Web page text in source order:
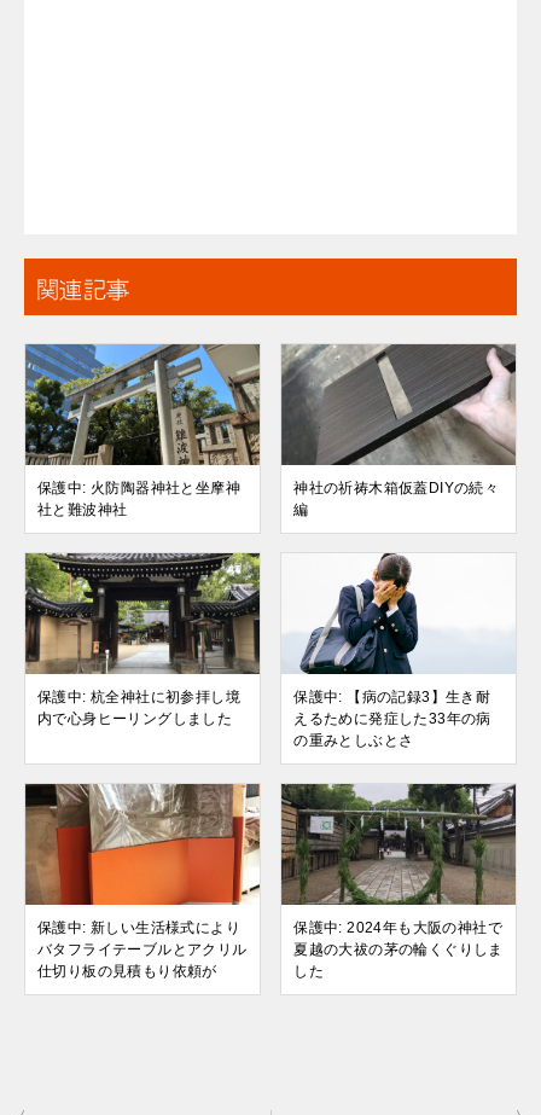
関連記事
保護中: 火防陶器神社と坐摩神
社と難波神社
神社の祈祷木箱仮蓋DIYの続々
編
保護中: 杭全神社に初参拝し境
内で心身ヒーリングしました
保護中: 【病の記録3】生き耐
えるために発症した33年の病
の重みとしぶとさ
保護中: 新しい生活様式により
バタフライテーブルとアクリル
仕切り板の見積もり依頼が
保護中: 2024年も大阪の神社で
夏越の大祓の茅の輪くぐりしま
した